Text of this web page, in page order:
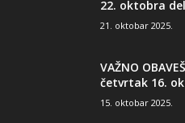
22. oktobra
21. oktobar 2025.
VAŽNO
četvrtak 16.
15. oktobar 2025.